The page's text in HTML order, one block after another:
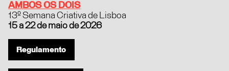
AMBOS OS DOIS
13º Semana Criativa de Lisboa
15 a 22 de maio de 2026
Regulamento